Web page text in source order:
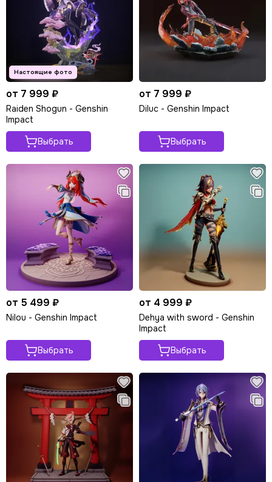
от 7 999 ₽
Raiden Shogun - Genshin
Impact
Выбрать
от 7 999 ₽
Diluc - Genshin Impact
Выбрать
от 5 499 ₽
Nilou - Genshin Impact
Выбрать
от 4 999 ₽
Dehya with sword - Genshin
Impact
Выбрать